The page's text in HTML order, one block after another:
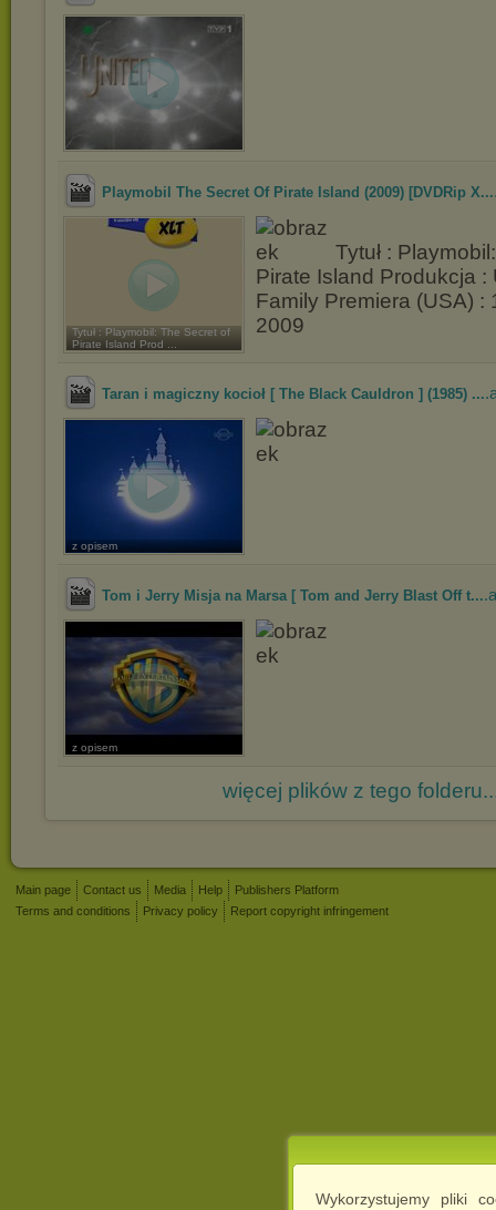
Wykorzystujemy pliki
Playmobil The Secret Of Pirate Island (2009) [DVDRip X...
Tytuł : Playmobil: The Secret of
Pirate Island Prod ...
Tytuł :
Pirate Island Produkcja :
Family Premiera (USA) :
2009
Taran i magiczny kocioł [ The Black Cauldron ] (1985) ...
z opisem
Tom i Jerry Misja na Marsa [ Tom and Jerry Blast Off t...
z opisem
więcej plików z tego
Main page Contact us Media Help
Publishers Platform
Terms and conditions
Privacy policy Report copyright infringement